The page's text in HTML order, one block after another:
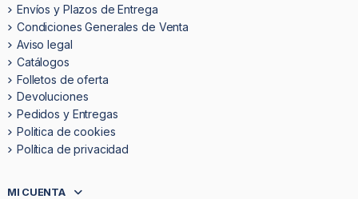
Envíos y Plazos de Entrega
Condiciones Generales de Venta
Aviso legal
Catálogos
Folletos de oferta
Devoluciones
Pedidos y Entregas
Politica de cookies
Política de privacidad
MI CUENTA